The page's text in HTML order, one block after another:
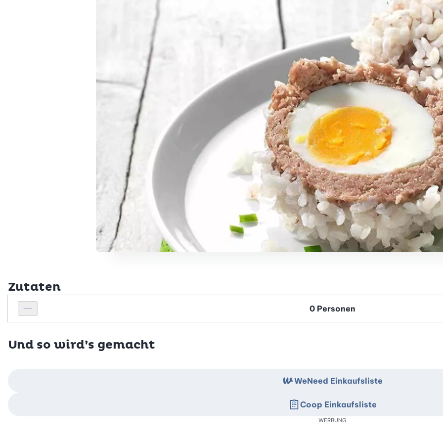
Zutaten
Personenanzahl verringern
Personenanzahl
Und so wird’s gemacht
WeNeed Einkaufsliste
Coop Einkaufsliste
WERBUNG